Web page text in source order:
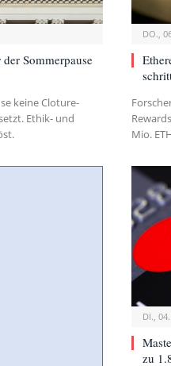
Sommerpause
keine Cloture-
Ethik- und
DO.,
Mio.
DI.,
zu